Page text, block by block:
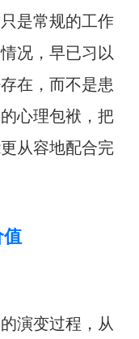
是常规的工作
况，早已习以
在，而不是患
心理包袱，把
从容地配合完
值
演变过程，从